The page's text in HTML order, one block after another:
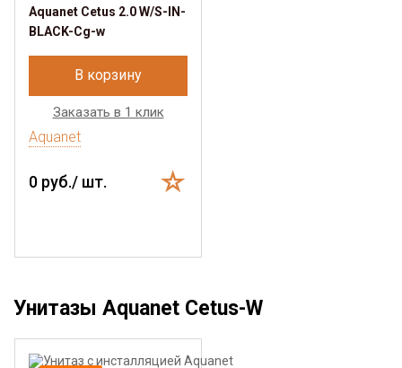
Aquanet Cetus 2.0 W/S-IN-
BLACK-Cg-w
В корзину
Заказать в 1 клик
Aquanet
0 руб./ шт.
Унитазы Aquanet Cetus-W